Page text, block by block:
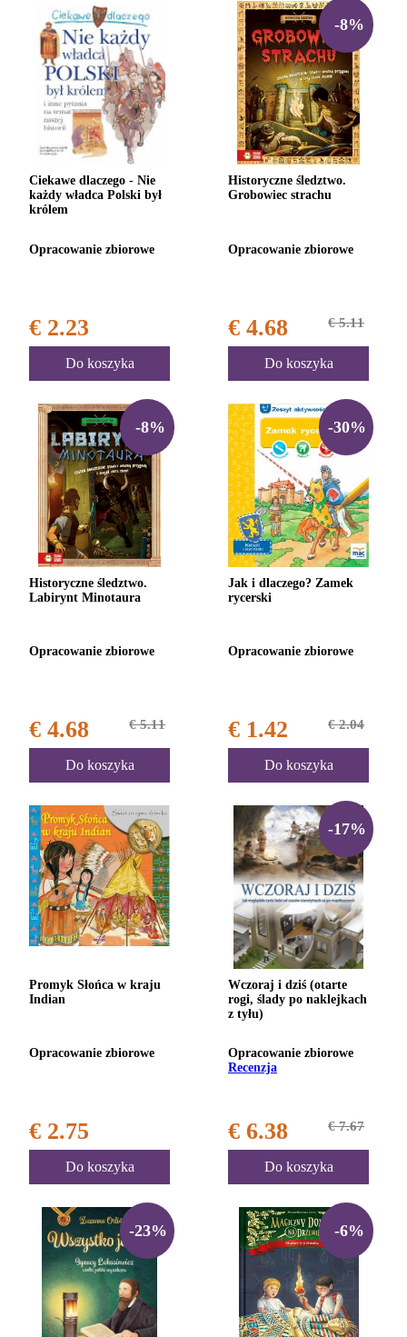
Ciekawe dlaczego - Nie
każdy władca Polski był
królem
Opracowanie zbiorowe
€ 2.23
Do koszyka
Historyczne śledztwo.
Grobowiec strachu
Opracowanie zbiorowe
€ 4.68 € 5.11
Do koszyka
-8%
Historyczne śledztwo.
Labirynt Minotaura
Opracowanie zbiorowe
€ 4.68 € 5.11
Do koszyka
-8%
Jak i dlaczego? Zamek
rycerski
Opracowanie zbiorowe
€ 1.42 € 2.04
Do koszyka
-30%
Promyk Słońca w kraju
Indian
Opracowanie zbiorowe
€ 2.75
Do koszyka
Wczoraj i dziś (otarte
rogi, ślady po naklejkach
z tyłu)
Opracowanie zbiorowe
Recenzja
€ 6.38 € 7.67
Do koszyka
-17%
-23% -6%